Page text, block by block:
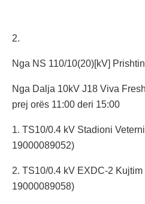
2.
Nga NS 110/10(20)[kV]
Nga Dalja 10kV J18 Viva
prej orës 11:00 deri 15:00
1. TS10/0.4 kV Stadioni
19000089052)
2. TS10/0.4 kV EXDC-2 Kujtim
19000089058)